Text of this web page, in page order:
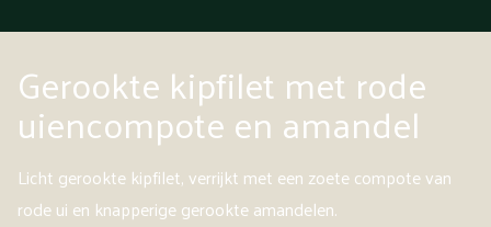
Gerookte kipfilet met rode
uiencompote en amandel
Licht gerookte kipfilet, verrijkt met een zoete compote van
rode ui en knapperige gerookte amandelen.